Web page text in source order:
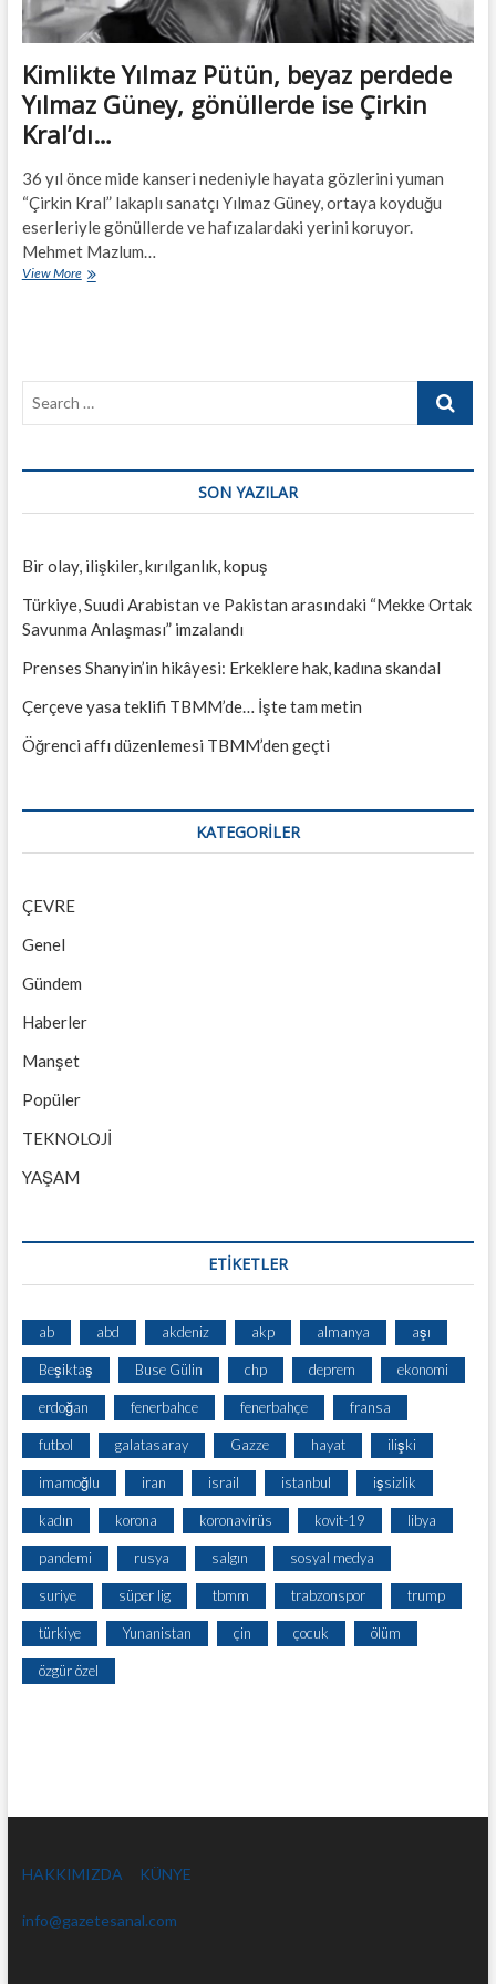
Kimlikte Yılmaz Pütün, beyaz perdede
Yılmaz Güney, gönüllerde ise Çirkin
Kral’dı…
36 yıl önce mide kanseri nedeniyle hayata gözlerini yuman
“Çirkin Kral” lakaplı sanatçı Yılmaz Güney, ortaya koyduğu
eserleriyle gönüllerde ve hafızalardaki yerini koruyor.
Mehmet Mazlum…
View MoreKimlikte
gönüllerde
ise
Kral’dı…
Search
SON YAZILAR
Bir olay, ilişkiler, kırılganlık, kopuş
Türkiye, Suudi Arabistan ve Pakistan arasındaki “Mekke Ortak
Savunma Anlaşması” imzalandı
Prenses Shanyin’in hikâyesi: Erkeklere hak, kadına skandal
Çerçeve yasa teklifi TBMM’de… İşte tam metin
Öğrenci affı düzenlemesi TBMM’den geçti
KATEGORILER
ÇEVRE
Genel
Gündem
Haberler
Manşet
Popüler
TEKNOLOJİ
YAŞAM
ETİKETLER
ab abd akdeniz akp almanya aşı
Beşiktaş Buse Gülin chp deprem ekonomi
erdoğan fenerbahce fenerbahçe fransa
futbol galatasaray Gazze hayat ilişki
imamoğlu iran israil istanbul işsizlik
kadın korona koronavirüs kovit-19 libya
pandemi rusya salgın sosyal medya
suriye süper lig tbmm trabzonspor trump
türkiye Yunanistan çin çocuk ölüm
özgür özel
HAKKIMIZDA KÜNYE
info@gazetesanal.com